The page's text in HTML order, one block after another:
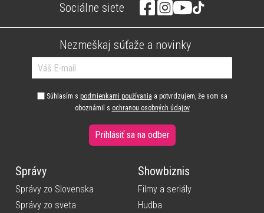
Sociálne siete
Nezmeškaj súťaže a novinky
Súhlasím s podmienkami používania a potvrdzujem, že som sa
oboznámil s ochranou osobných údajov
Prihlásiť sa na odber
Správy
Správy zo Slovenska
Správy zo sveta
Showbiznis
Filmy a seriály
Hudba